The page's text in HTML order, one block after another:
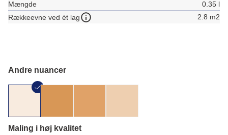
Mængde
0.35 l
Rækkeevne ved ét lag
2.8 m2
Andre nuancer
Maling i høj kvalitet